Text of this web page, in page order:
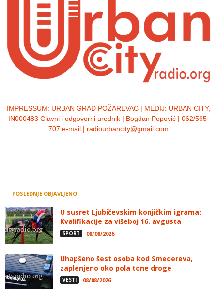
IMPRESSUM: URBAN GRAD POŽAREVAC | MEDIJ: URBAN CITY,
IN000483 Glavni i odgovorni urednik | Bogdan Popović | 062/565-
707 e-mail | radiourbancity@gmail.com
POSLEDNJE OBJAVLJENO
U susret Ljubičevskim konjičkim igrama:
Kvalifikacije za višeboj 16. avgusta
SPORT 08/08/2026
Uhapšeno šest osoba kod Smedereva,
zaplenjeno oko pola tone droge
VESTI 08/08/2026